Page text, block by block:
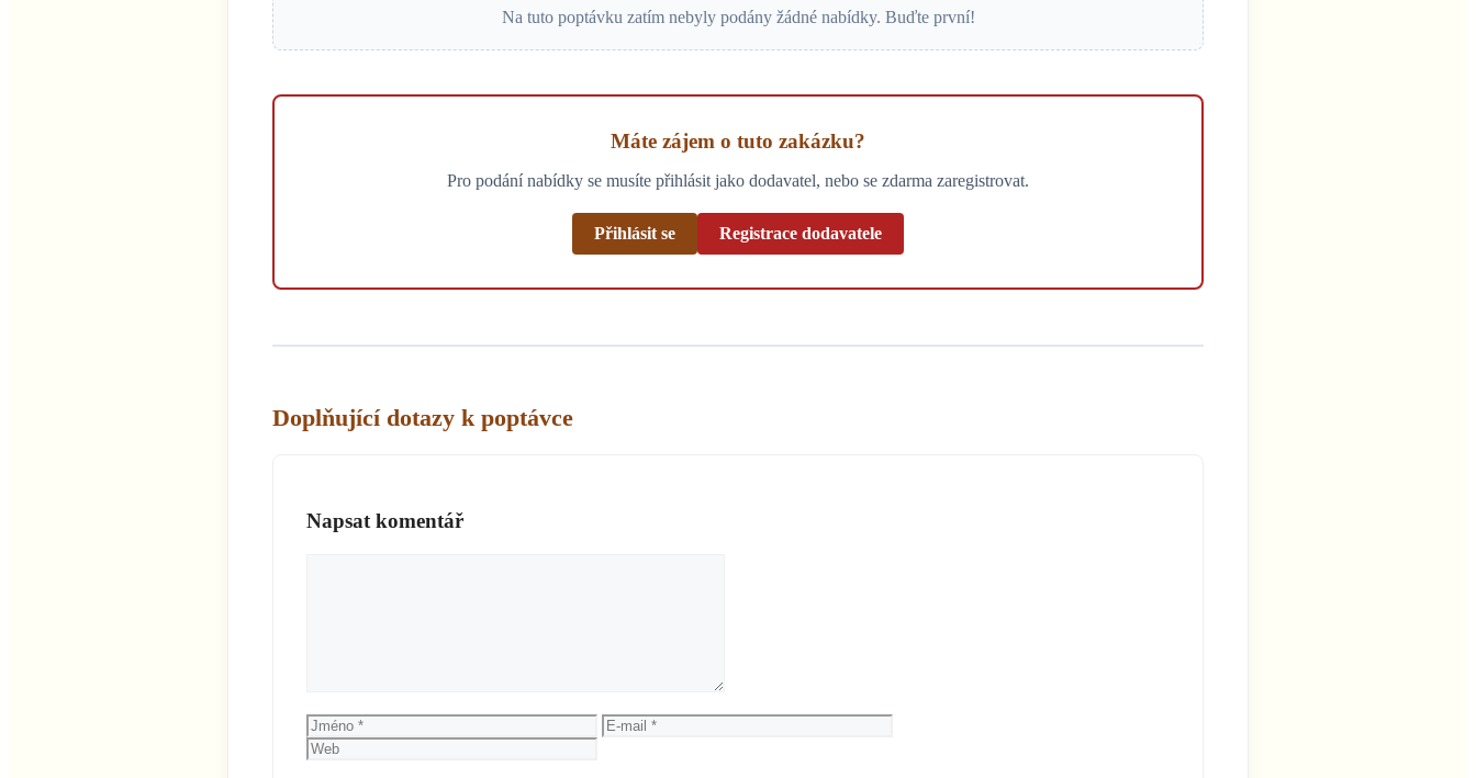
Na tuto poptávku zatím nebyly podány žádné nabídky. Buďte první!
Máte zájem o tuto zakázku?
Pro podání nabídky se musíte přihlásit jako dodavatel, nebo se zdarma zaregistrovat.
Přihlásit se Registrace dodavatele
Doplňující dotazy k poptávce
Napsat komentář
Jméno
E-
mail